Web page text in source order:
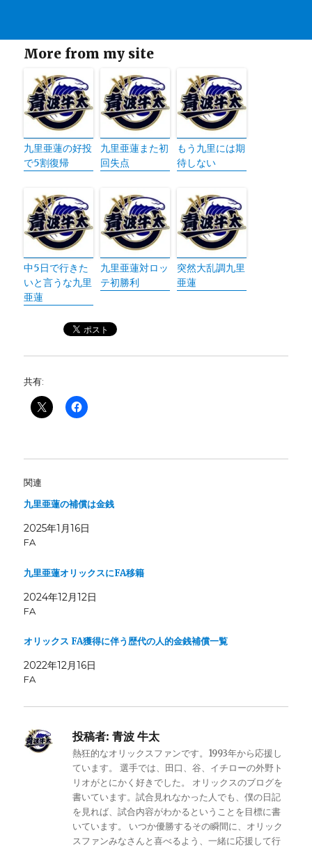
More from my site
九里亜蓮の好投
で5割復帰
九里亜蓮また初
回失点
もう九里には期
待しない
中5日で行きた
いと言うな九里
亜蓮
九里亜蓮対ロッ
テ初勝利
突然大乱調九里
亜蓮
共有:
関連
九里亜蓮の補償は金銭
2025年1月16日
FA
九里亜蓮オリックスにFA移籍
2024年12月12日
FA
オリックス FA獲得に伴う歴代の人的金銭補償一覧
2022年12月16日
FA
投稿者: 青波 牛太
熱狂的なオリックスファンです。1993年から応援し
ています。 選手では、田口、谷、イチローの外野ト
リオがとにかく好きでした。 オリックスのブログを
書いています。試合見れなかった人でも、僕の日記
を見れば、試合内容がわかるということを目標に書
いています。 いつか優勝するその瞬間に、オリック
スファンみなさんと喜べるよう、一緒に応援して行